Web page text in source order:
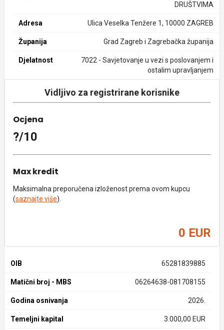
DRUŠTVIMA
Adresa Ulica Veselka Tenžere 1, 10000 ZAGREB
Županija Grad Zagreb i Zagrebačka županija
Djelatnost
7022 - Savjetovanje u vezi s poslovanjem i
ostalim upravljanjem
Vidljivo za registrirane korisnike
Ocjena
?/10
Max kredit
Maksimalna preporučena izloženost prema ovom kupcu
(saznajte više).
0 EUR
OIB 65281839885
Matični broj - MBS 06264638-081708155
Godina osnivanja 2026.
Temeljni kapital 3.000,00 EUR